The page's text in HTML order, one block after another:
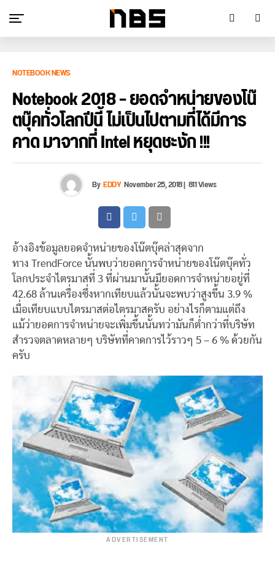
NOTEBOOK NEWS
Notebook 2018 – ยอดจำหน่ายของโน๊
ตบุ๊คทั่วโลกปีนี้ ไม่เป็นไปตามที่ได้มีการ
คาด มาจากที่ Intel หยุดชะงัก !!!
ByEDDYNovember 25, 2018| 811 Views
อ้างอิงข้อมูลยอดจำหน่ายของโน๊ตบุ๊คล่าสุดจาก
ทาง TrendForce นั้นพบว่ายอดการจำหน่ายของโน๊ตบุ๊คทั่ว
โลกประจำไตรมาสที่ 3 ที่ผ่านมานั้นมียอดการจำหน่ายอยู่ที่
42.68 ล้านเครื่องซึ่งหากเทียบแล้วนั้นจะพบว่าสูงขึ้น 3.9 %
เมื่อเทียบแบบไตรมาสต่อไตรมาสครับ อย่างไรก็ตามแต่ถึง
แม้ว่ายอดการจำหน่ายจะเพิ่มขึ้นนั้นทว่ามันก็ต่ำกว่าที่บริษัท
สำรวจตลาดหลายๆ บริษัทที่คาดการไว้ราวๆ 5 – 6 % ด้วยกัน
ครับ
ADVERTISEMENT